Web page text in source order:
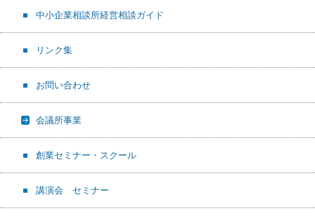
中小企業相談所経営相談ガイド
リンク集
お問い合わせ
会議所事業
創業セミナー・スクール
講演会 セミナー